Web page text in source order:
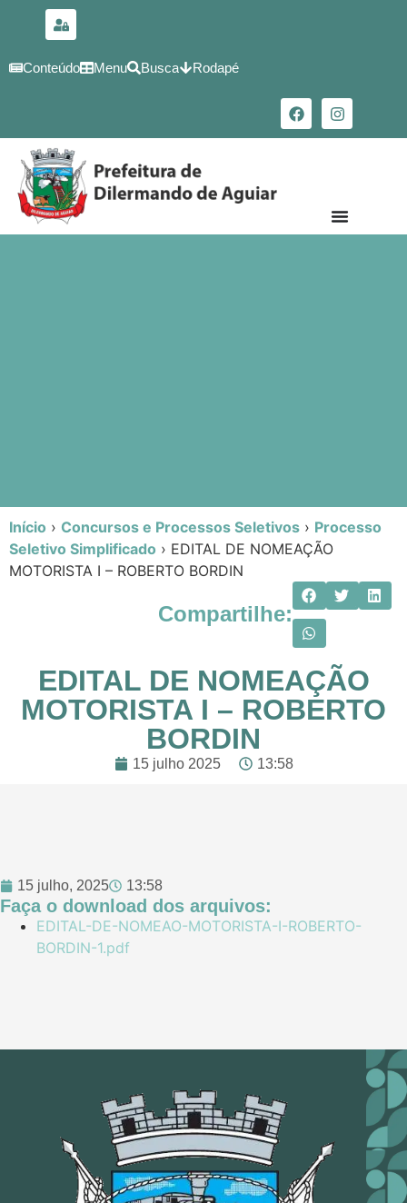
conteúdo
Conteúdo Menu Busca Rodapé
Início › Concursos e Processos Seletivos › Processo
Seletivo Simplificado › EDITAL DE NOMEAÇÃO
MOTORISTA I – ROBERTO BORDIN
Compartilhe:
EDITAL DE NOMEAÇÃO
MOTORISTA I – ROBERTO
BORDIN
15 julho 2025 13:58
15 julho, 2025 13:58
Faça o download dos arquivos:
EDITAL-DE-NOMEAO-MOTORISTA-I-ROBERTO-
BORDIN-1.pdf